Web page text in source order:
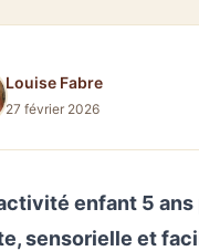
Louise Fabre
27 février 2026
enfant 5
sensorielle et